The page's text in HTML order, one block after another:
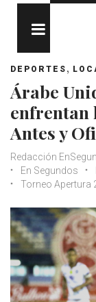
DEPORTES ,
Árabe
enfrentan
Antes y
Redacción
En Segundos
Torneo Apertura